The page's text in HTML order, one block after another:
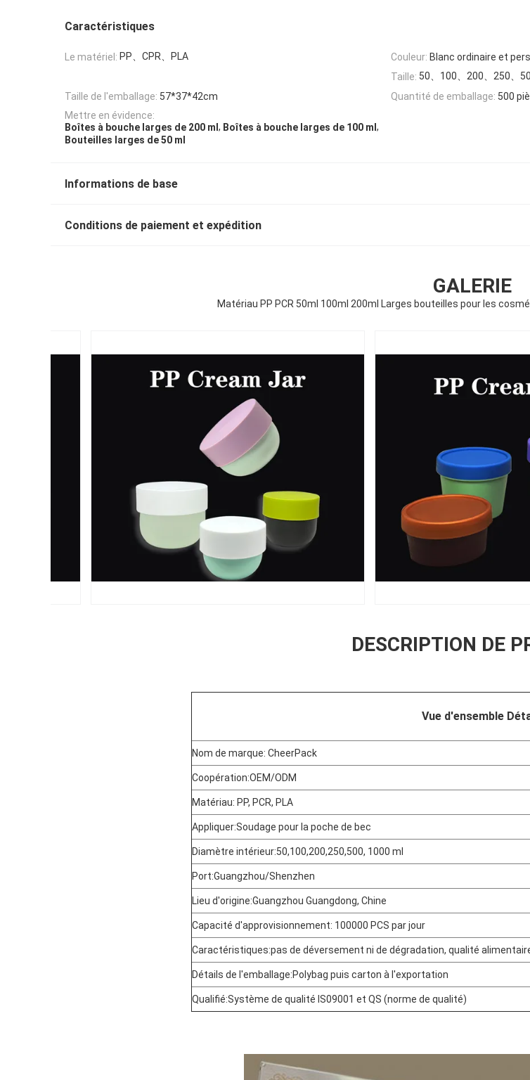
Caractéristiques
Le matériel: PP、CPR、PLA Couleur: Blanc ordinaire et
Taille: 50、100、200、250、
Taille de l'emballage: 57*37*42cm Quantité de emballage: 500
Mettre en évidence:
Boîtes à bouche larges de 200 ml , Boîtes à bouche larges de 100 ml ,
Bouteilles larges de 50 ml
Informations de base
Conditions de paiement et expédition
GALERIE
Matériau PP PCR 50ml 100ml 200ml Larges bouteilles pour les
DESCRIPTION DE
Vue d'ensemble
Nom de marque: CheerPack
Coopération:OEM/ODM
Matériau: PP, PCR, PLA
Appliquer:Soudage pour la poche de bec
Diamètre intérieur:50,100,200,250,500, 1000 ml
Port:Guangzhou/Shenzhen
Lieu d'origine:Guangzhou Guangdong, Chine
Capacité d'approvisionnement: 100000 PCS par jour
Caractéristiques:pas de déversement ni de dégradation, qualité
Détails de l'emballage:Polybag puis carton à l'exportation
Qualifié:Système de qualité IS09001 et QS (norme de qualité)